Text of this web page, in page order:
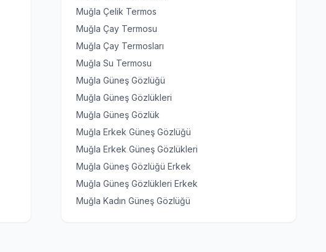
Muğla Çelik Termos
Muğla Çay Termosu
Muğla Çay Termosları
Muğla Su Termosu
Muğla Güneş Gözlüğü
Muğla Güneş Gözlükleri
Muğla Güneş Gözlük
Muğla Erkek Güneş Gözlüğü
Muğla Erkek Güneş Gözlükleri
Muğla Güneş Gözlüğü Erkek
Muğla Güneş Gözlükleri Erkek
Muğla Kadın Güneş Gözlüğü